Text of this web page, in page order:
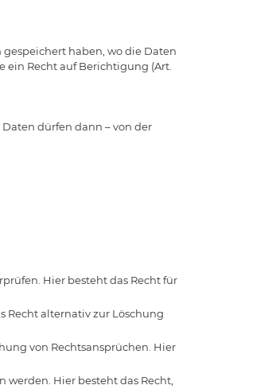
haben, wo die Daten
ein Recht auf Berichtigung (Art.
dürfen dann – von der
Hier besteht das Recht für
Recht alternativ zur Löschung
von Rechtsansprüchen. Hier
werden. Hier besteht das Recht,